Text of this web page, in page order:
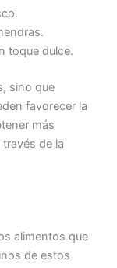
toque dulce.
sino que
favorecer la
más
de la
alimentos que
de estos